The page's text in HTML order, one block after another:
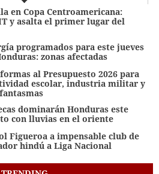
en Copa Centroamericana:
y asalta el primer lugar del
programados para este jueves
zonas afectadas
al Presupuesto 2026 para
escolar, industria militar y
dominarán Honduras este
con lluvias en el oriente
Figueroa a impensable club de
hindú a Liga Nacional